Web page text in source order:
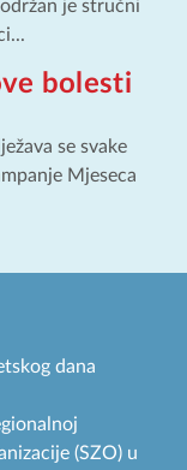
je stručni
bolesti
se svake
Mjeseca
dana
(SZO) u